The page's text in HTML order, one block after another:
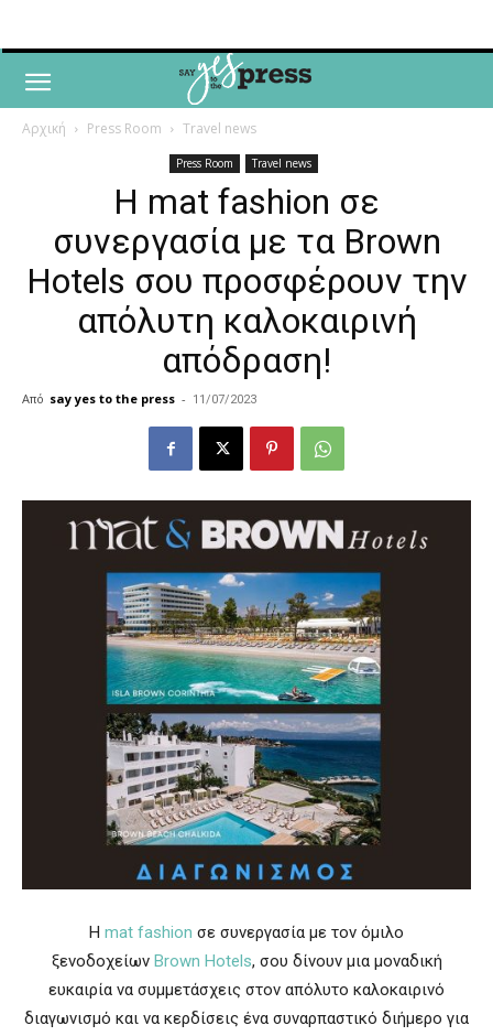
Αρχική Press Room Travel news
Press Room Travel news
H mat fashion σε
συνεργασία με τα Brown
Hotels σου προσφέρουν την
απόλυτη καλοκαιρινή
απόδραση!
Από say yes to the press - 11/07/2023
H mat fashion σε συνεργασία με τον όμιλο
ξενοδοχείων Brown Hotels, σου δίνουν μια μοναδική
ευκαιρία να συμμετάσχεις στον απόλυτο καλοκαιρινό
διαγωνισμό και να κερδίσεις ένα συναρπαστικό διήμερο για